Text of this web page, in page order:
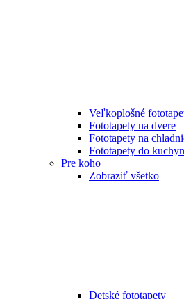
Veľkoplošné
Fototapety na dvere
Fototapety na
Fototapety do
Pre koho
Zobraziť všetko
Detské fototapety